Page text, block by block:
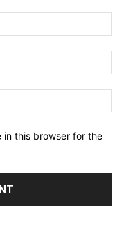
in this browser for the